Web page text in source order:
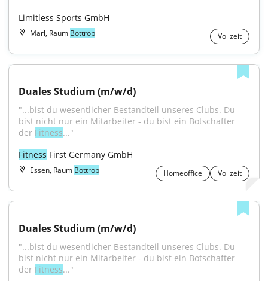
Limitless Sports GmbH
Marl, Raum Bottrop Vollzeit
Duales Studium (m/w/d)
"...bist du wesentlicher Bestandteil unseres Clubs. Du
bist nicht nur ein Mitarbeiter - du bist ein Botschafter
der Fitness..."
Fitness First Germany GmbH
Essen, Raum Bottrop Homeoffice Vollzeit
Duales Studium (m/w/d)
"...bist du wesentlicher Bestandteil unseres Clubs. Du
bist nicht nur ein Mitarbeiter - du bist ein Botschafter
der Fitness..."